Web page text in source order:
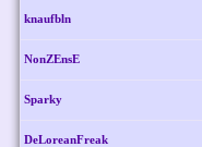
knaufbln
NonZEnsE
Sparky
DeLoreanFreak